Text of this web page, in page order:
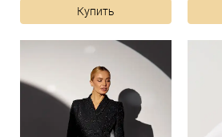
Купить